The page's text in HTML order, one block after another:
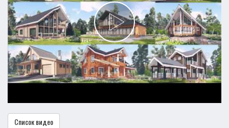
Список видео